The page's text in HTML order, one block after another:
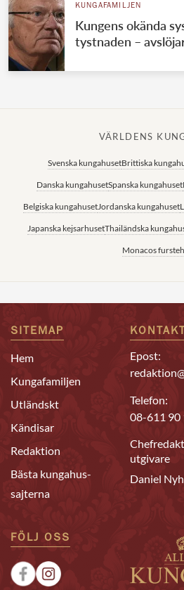
KUNGAFAMILJEN
Kungens okända
tystnaden –
VÄRLDENS
Svenska kungahusetBrittiska
Danska kungahusetSpanska kungahuset
Belgiska kungahusetJordanska kungahuset
Japanska kejsarhusetThailändska
Monacos
SITEMAP
Hem
Kungafamiljen
Utländskt
Kändisar
Redaktion
Bästa kungahus-
sajterna
Epost:
Telefon:
08-611 90
utgivare
Daniel
FÖLJ OSS